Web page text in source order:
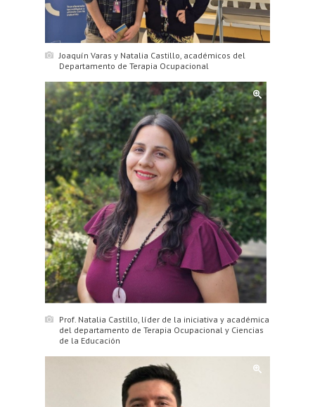
Joaquín Varas y Natalia Castillo, académicos del
Departamento de Terapia Ocupacional
Prof. Natalia Castillo, líder de la iniciativa y académica
del departamento de Terapia Ocupacional y Ciencias
de la Educación